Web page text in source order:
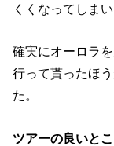
くくなってしまい
確実にオーロラ
行って貰ったほ
た。
ツアーの良いと